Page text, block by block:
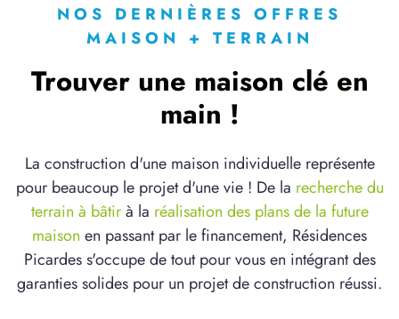
NOS DERNIÈRES OFFRES
MAISON + TERRAIN
Trouver une maison clé en
main !
La construction d'une maison individuelle représente
pour beaucoup le projet d'une vie ! De la recherche du
terrain à bâtirà la réalisation des plans de la future
maison en passant par le financement, Résidences
Picardes s'occupe de tout pour vous en intégrant des
garanties solides pour un projet de construction réussi.